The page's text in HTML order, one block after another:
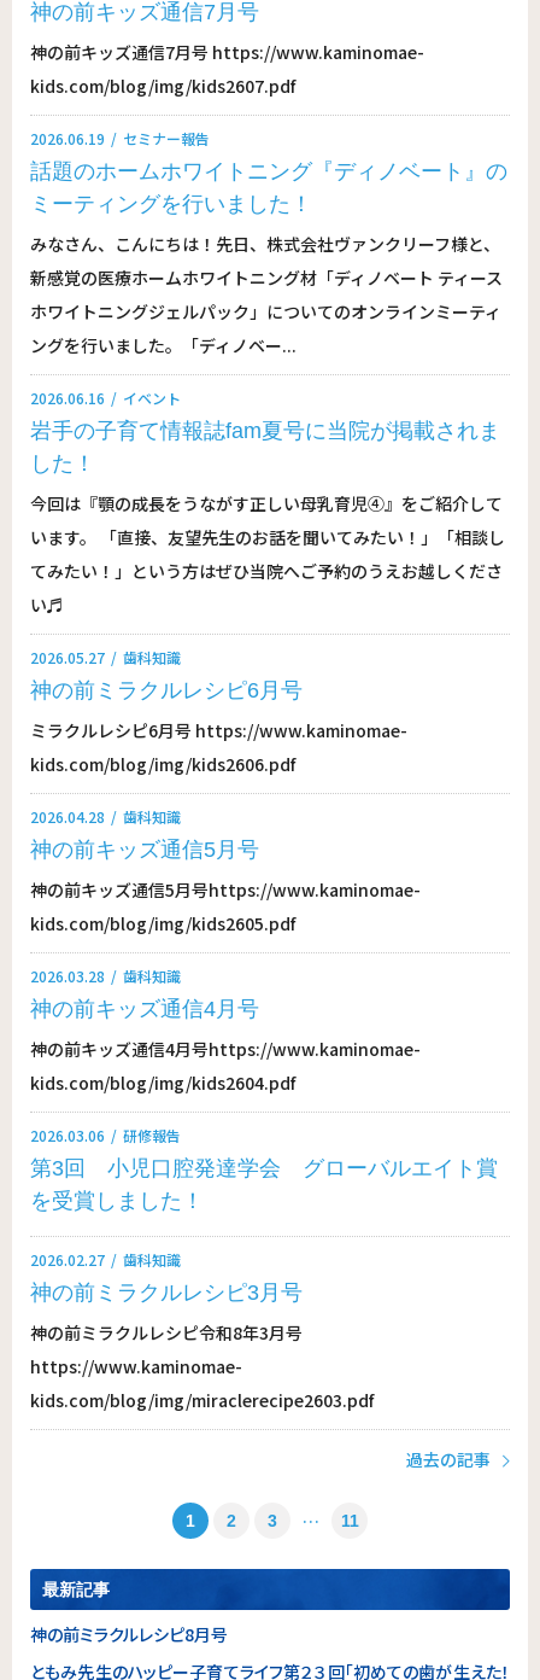
神の前キッズ通信7月号
神の前キッズ通信7月号 https://www.kaminomae-
kids.com/blog/img/kids2607.pdf
2026.06.19 セミナー報告
話題のホームホワイトニング『ディノベート』の
ミーティングを行いました！
みなさん、こんにちは！先日、株式会社ヴァンクリーフ様と、
新感覚の医療ホームホワイトニング材「ディノベート ティース
ホワイトニングジェルパック」についてのオンラインミーティ
ングを行いました。「ディノベー...
2026.06.16 イベント
岩手の子育て情報誌fam夏号に当院が掲載されま
した！
今回は『顎の成長をうながす正しい母乳育児④』をご紹介して
います。 「直接、友望先生のお話を聞いてみたい！」「相談し
てみたい！」という方はぜひ当院へご予約のうえお越しくださ
い♬
2026.05.27 歯科知識
神の前ミラクルレシピ6月号
ミラクルレシピ6月号 https://www.kaminomae-
kids.com/blog/img/kids2606.pdf
2026.04.28 歯科知識
神の前キッズ通信5月号
神の前キッズ通信5月号https://www.kaminomae-
kids.com/blog/img/kids2605.pdf
2026.03.28 歯科知識
神の前キッズ通信4月号
神の前キッズ通信4月号https://www.kaminomae-
kids.com/blog/img/kids2604.pdf
2026.03.06 研修報告
第3回 小児口腔発達学会 グローバルエイト賞
を受賞しました！
2026.02.27 歯科知識
神の前ミラクルレシピ3月号
神の前ミラクルレシピ令和8年3月号
https://www.kaminomae-
kids.com/blog/img/miraclerecipe2603.pdf
1 2 3 … 11
過去の記事
最新記事
神の前ミラクルレシピ8月号
ともみ先生のハッピー子育てライフ第２３回「初めての歯が生えた！